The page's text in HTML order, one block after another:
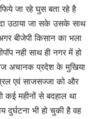
जा रहे घुस बता रहे है
उठाया जा सके उसके साथ
बीजेपी किसान का भला
नही साथ ही नगर में हो
अचानक प्रदेश के मुखिया
एवं साजसज्जा को और
कई महीनों से बदहाल था
भी हो चुकी है वह